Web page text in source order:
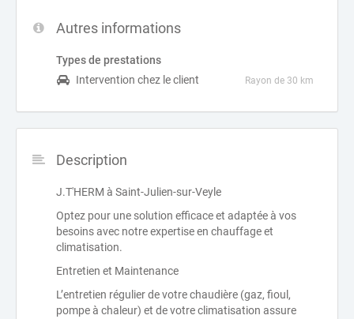
Autres informations
Types de prestations
Intervention chez le client
Rayon de 30 km
Description
J.T'HERM à Saint-Julien-sur-Veyle
Optez pour une solution efficace et adaptée à vos
besoins avec notre expertise en chauffage et
climatisation.
Entretien et Maintenance
L’entretien régulier de votre chaudière (gaz, fioul,
pompe à chaleur) et de votre climatisation assure